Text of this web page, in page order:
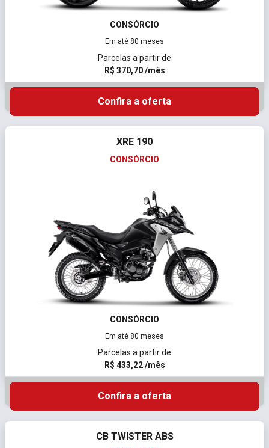
CONSÓRCIO
Em até 80 meses
Parcelas a partir de
R$ 370,70 /mês
Confira a oferta
XRE 190
CONSÓRCIO
CONSÓRCIO
Em até 80 meses
Parcelas a partir de
R$ 433,22 /mês
Confira a oferta
CB TWISTER ABS